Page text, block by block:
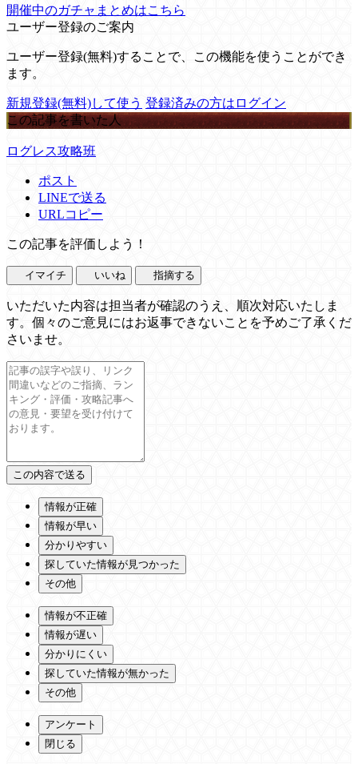
開催中のガチャまとめはこちら
ユーザー登録のご案内
ユーザー登録(無料)することで、この機能を使うことができ
ます。
新規登録(無料)して使う 登録済みの方はログイン
この記事を書いた人
ログレス攻略班
ポスト
LINEで送る
URLコピー
この記事を評価しよう！
イマイチ いいね 指摘する
いただいた内容は担当者が確認のうえ、順次対応いたしま
す。個々のご意見にはお返事できないことを予めご了承くだ
さいませ。
情報が正確
情報が早い
分かりやすい
探していた情報が見つかった
その他
情報が不正確
情報が遅い
分かりにくい
探していた情報が無かった
その他
アンケート
閉じる